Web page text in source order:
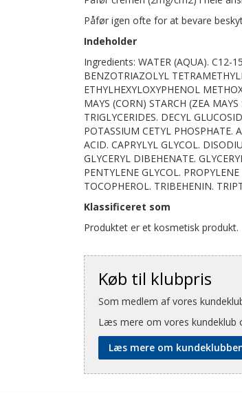
Påfør igen ofte for at bevare
Indeholder
Ingredients: WATER (AQUA). C12-
BENZOTRIAZOLYL
ETHYLHEXYLOXYPHENOL
MAYS (CORN) STARCH (ZEA
TRIGLYCERIDES. DECYL
POTASSIUM CETYL PHOSPHATE.
ACID. CAPRYLYL GLYCOL.
GLYCERYL DIBEHENATE.
PENTYLENE GLYCOL.
TOCOPHEROL. TRIBEHENIN.
Klassificeret som
Produktet er et kosmetisk produkt.
Køb til klubpris
Som medlem af vores
Læs mere om vores kundeklub
Læs mere om